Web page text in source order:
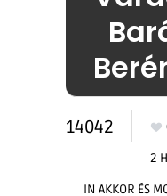
14042
2
IN AKKOR ÉS